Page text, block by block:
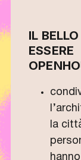
IL
ESSERE
la